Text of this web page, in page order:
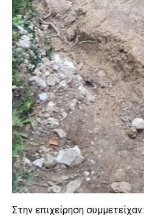
Στην επιχείρηση συμμετείχαν: